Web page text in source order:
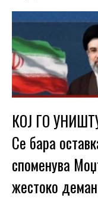
КОЈ ГО
Се бара
споменува
жестоко